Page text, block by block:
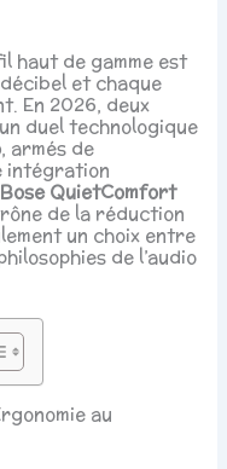
haut de gamme est
et chaque
En 2026, deux
duel technologique
, armés de
intégration
Bose QuietComfort
de la réduction
un choix entre
de l’audio
au